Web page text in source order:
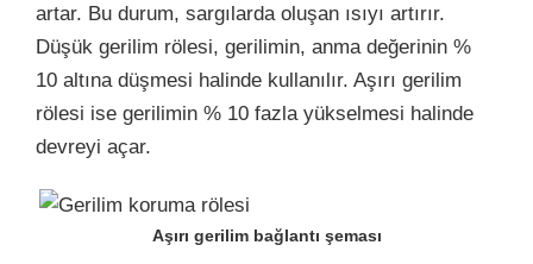
artar. Bu durum, sargılarda oluşan ısıyı artırır.
Düşük gerilim rölesi, gerilimin, anma değerinin %
10 altına düşmesi halinde kullanılır. Aşırı gerilim
rölesi ise gerilimin % 10 fazla yükselmesi halinde
devreyi açar.
Aşırı gerilim bağlantı şeması